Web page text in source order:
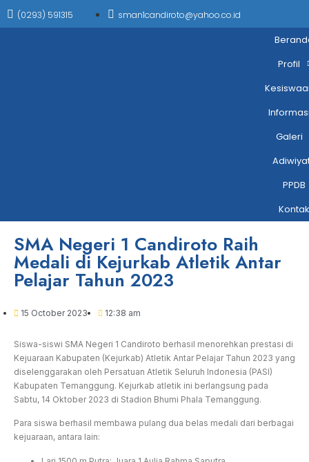
(0293) 591315 sman1candiroto@yahoo.co.id
Profil
Galeri
PPDB
SMA Negeri 1 Candiroto Raih
Medali di Kejurkab Atletik Antar
Pelajar Tahun 2023
15 October 2023 12:38 am
Siswa-siswi SMA Negeri 1 Candiroto berhasil menorehkan prestasi di
Kejuaraan Kabupaten (Kejurkab) Atletik Antar Pelajar Tahun 2023 yang
diselenggarakan oleh Persatuan Atletik Seluruh Indonesia (PASI)
Kabupaten Temanggung. Kejurkab atletik ini berlangsung pada
Sabtu, 14 Oktober 2023 di Stadion Bhumi Phala Temanggung.
Para siswa berhasil membawa pulang dua belas medali dari berbagai
kejuaraan, antara lain: